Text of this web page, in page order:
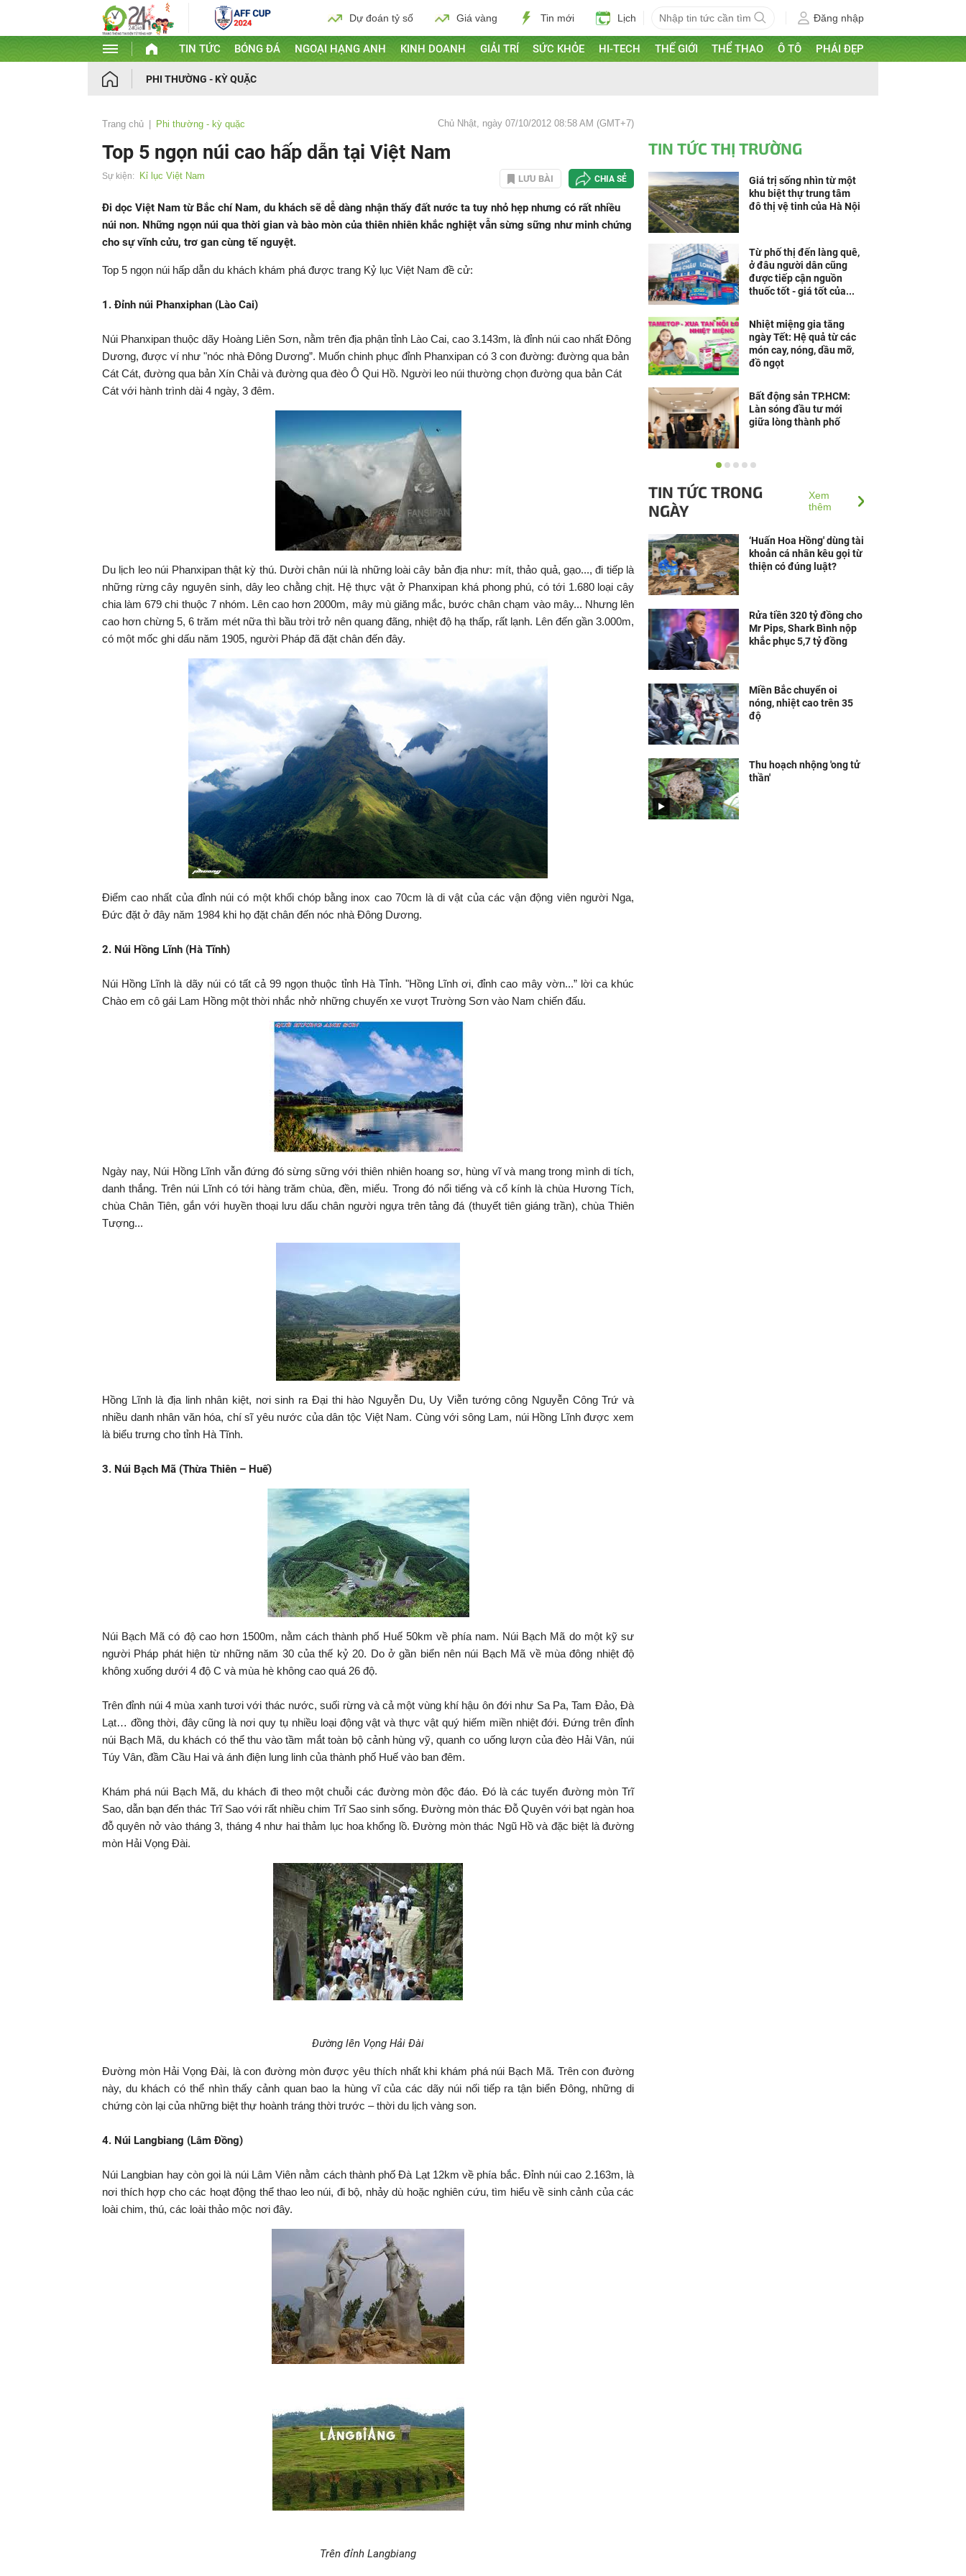
Dự đoán tỷ số Giá vàng Tin mới Lịch Đăng nhập
TIN TỨC BÓNG ĐÁ NGOẠI HẠNG ANH KINH DOANH GIẢI TRÍ SỨC KHỎE HI-TECH THẾ GIỚI THỂ THAO Ô TÔ PHÁI ĐẸP
PHI THƯỜNG - KỲ QUẶC
Trang chủ Phi thường - kỳ quặc Chủ Nhật, ngày 07/10/2012 08:58 AM (GMT+7)
Top 5 ngọn núi cao hấp dẫn tại Việt Nam
Sự kiện: Kỉ lục Việt Nam LƯU BÀI CHIA SẺ
Đi dọc Việt Nam từ Bắc chí Nam, du khách sẽ dễ dàng nhận thấy đất nước ta tuy nhỏ hẹp nhưng có rất nhiều
núi non. Những ngọn núi qua thời gian và bào mòn của thiên nhiên khắc nghiệt vẫn sừng sững như minh chứng
cho sự vĩnh cửu, trơ gan cùng tế nguyệt.
Top 5 ngọn núi hấp dẫn du khách khám phá được trang Kỷ lục Việt Nam đề cử:
1. Đỉnh núi Phanxiphan (Lào Cai)
Núi Phanxipan thuộc dãy Hoàng Liên Sơn, nằm trên địa phận tỉnh Lào Cai, cao 3.143m, là đỉnh núi cao nhất Đông
Dương, được ví như "nóc nhà Đông Dương”. Muốn chinh phục đỉnh Phanxipan có 3 con đường: đường qua bản
Cát Cát, đường qua bản Xín Chải và đường qua đèo Ô Qui Hồ. Người leo núi thường chọn đường qua bản Cát
Cát với hành trình dài 4 ngày, 3 đêm.
Du lịch leo núi Phanxipan thật kỳ thú. Dười chân núi là những loài cây bản địa như: mít, thảo quả, gạo..., đi tiếp là
những rừng cây nguyên sinh, dây leo chằng chịt. Hệ thực vật ở Phanxipan khá phong phú, có tới 1.680 loại cây
chia làm 679 chi thuộc 7 nhóm. Lên cao hơn 2000m, mây mù giăng mắc, bước chân chạm vào mây... Nhưng lên
cao hơn chừng 5, 6 trăm mét nữa thì bầu trời trở nên quang đãng, nhiệt độ hạ thấp, rất lạnh. Lên đến gần 3.000m,
có một mốc ghi dấu năm 1905, người Pháp đã đặt chân đến đây.
Điểm cao nhất của đỉnh núi có một khối chóp bằng inox cao 70cm là di vật của các vận động viên người Nga,
Đức đặt ở đây năm 1984 khi họ đặt chân đến nóc nhà Đông Dương.
2. Núi Hồng Lĩnh (Hà Tĩnh)
Núi Hồng Lĩnh là dãy núi có tất cả 99 ngọn thuộc tỉnh Hà Tỉnh. "Hồng Lĩnh ơi, đỉnh cao mây vờn...” lời ca khúc
Chào em cô gái Lam Hồng một thời nhắc nhở những chuyến xe vượt Trường Sơn vào Nam chiến đấu.
Ngày nay, Núi Hồng Lĩnh vẫn đứng đó sừng sững với thiên nhiên hoang sơ, hùng vĩ và mang trong mình di tích,
danh thắng. Trên núi Lĩnh có tới hàng trăm chùa, đền, miếu. Trong đó nổi tiếng và cổ kính là chùa Hương Tích,
chùa Chân Tiên, gắn với huyền thoại lưu dấu chân người ngựa trên tảng đá (thuyết tiên giáng trần), chùa Thiên
Tượng...
Hồng Lĩnh là địa linh nhân kiệt, nơi sinh ra Đại thi hào Nguyễn Du, Uy Viễn tướng công Nguyễn Công Trứ và
nhiều danh nhân văn hóa, chí sĩ yêu nước của dân tộc Việt Nam. Cùng với sông Lam, núi Hồng Lĩnh được xem
là biểu trưng cho tỉnh Hà Tĩnh.
3. Núi Bạch Mã (Thừa Thiên – Huế)
Núi Bạch Mã có độ cao hơn 1500m, nằm cách thành phố Huế 50km về phía nam. Núi Bạch Mã do một kỹ sư
người Pháp phát hiện từ những năm 30 của thế kỷ 20. Do ở gần biển nên núi Bạch Mã về mùa đông nhiệt độ
không xuống dưới 4 độ C và mùa hè không cao quá 26 độ.
Trên đỉnh núi 4 mùa xanh tươi với thác nước, suối rừng và cả một vùng khí hậu ôn đới như Sa Pa, Tam Đảo, Đà
Lạt… đồng thời, đây cũng là nơi quy tụ nhiều loại động vật và thực vật quý hiếm miền nhiệt đới. Đứng trên đỉnh
núi Bạch Mã, du khách có thể thu vào tầm mắt toàn bộ cảnh hùng vỹ, quanh co uống lượn của đèo Hải Vân, núi
Túy Vân, đầm Cầu Hai và ánh điện lung linh của thành phố Huế vào ban đêm.
Khám phá núi Bạch Mã, du khách đi theo một chuỗi các đường mòn độc đáo. Đó là các tuyến đường mòn Trĩ
Sao, dẫn bạn đến thác Trĩ Sao với rất nhiều chim Trĩ Sao sinh sống. Đường mòn thác Đỗ Quyên với bạt ngàn hoa
đỗ quyên nở vào tháng 3, tháng 4 như hai thảm lục hoa khổng lồ. Đường mòn thác Ngũ Hồ và đặc biệt là đường
mòn Hải Vọng Đài.
Đường lên Vọng Hải Đài
Đường mòn Hải Vọng Đài, là con đường mòn được yêu thích nhất khi khám phá núi Bạch Mã. Trên con đường
này, du khách có thể nhìn thấy cảnh quan bao la hùng vĩ của các dãy núi nối tiếp ra tận biển Đông, những di
chứng còn lại của những biệt thự hoành tráng thời trước – thời du lịch vàng son.
4. Núi Langbiang (Lâm Đồng)
Núi Langbian hay còn gọi là núi Lâm Viên nằm cách thành phố Đà Lạt 12km về phía bắc. Đỉnh núi cao 2.163m, là
nơi thích hợp cho các hoạt động thể thao leo núi, đi bộ, nhảy dù hoặc nghiên cứu, tìm hiểu về sinh cảnh của các
loài chim, thú, các loài thảo mộc nơi đây.
Trên đỉnh Langbiang
TIN TỨC THỊ TRƯỜNG
Giá trị sống nhìn từ một
khu biệt thự trung tâm
đô thị vệ tinh của Hà Nội
Từ phố thị đến làng quê,
ở đâu người dân cũng
được tiếp cận nguồn
thuốc tốt - giá tốt của...
Nhiệt miệng gia tăng
ngày Tết: Hệ quả từ các
món cay, nóng, dầu mỡ,
đồ ngọt
Bất động sản TP.HCM:
Làn sóng đầu tư mới
giữa lòng thành phố
“Thừa thắng xông lên”,
Group Hà Nam lọt Top 10
Dự án nổi bật nhất...
TIN TỨC TRONG
NGÀY
Xem
thêm
‘Huấn Hoa Hồng' dùng tài
khoản cá nhân kêu gọi từ
thiện có đúng luật?
Rửa tiền 320 tỷ đồng cho
Mr Pips, Shark Bình nộp
khắc phục 5,7 tỷ đồng
Miền Bắc chuyển oi
nóng, nhiệt cao trên 35
độ
Thu hoạch nhộng 'ong tử
thần'